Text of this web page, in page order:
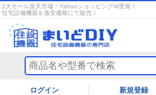
2大モール楽天市場・YahooショッピングW受賞！
住宅設備機器を激安価格にて販売！
ログイン